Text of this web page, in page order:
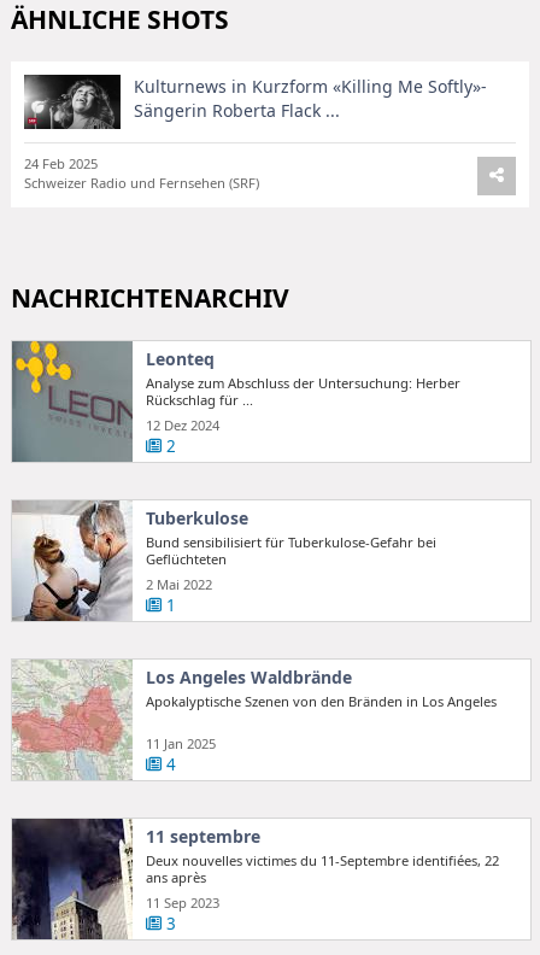
ÄHNLICHE SHOTS
Kulturnews in Kurzform «Killing Me Softly»-
Sängerin Roberta Flack ...
24 Feb 2025
Schweizer Radio und Fernsehen (SRF)
NACHRICHTENARCHIV
Leonteq
Analyse zum Abschluss der Untersuchung: Herber
Rückschlag für ...
12 Dez 2024
2
Tuberkulose
Bund sensibilisiert für Tuberkulose-Gefahr bei
Geflüchteten
2 Mai 2022
1
Los Angeles Waldbrände
Apokalyptische Szenen von den Bränden in Los Angeles
11 Jan 2025
4
11 septembre
Deux nouvelles victimes du 11-Septembre identifiées, 22
ans après
11 Sep 2023
3